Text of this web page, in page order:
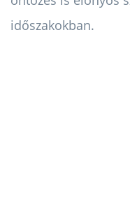
időszakokban.